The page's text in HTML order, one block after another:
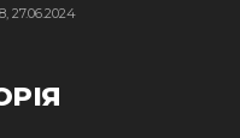
27.06.2024